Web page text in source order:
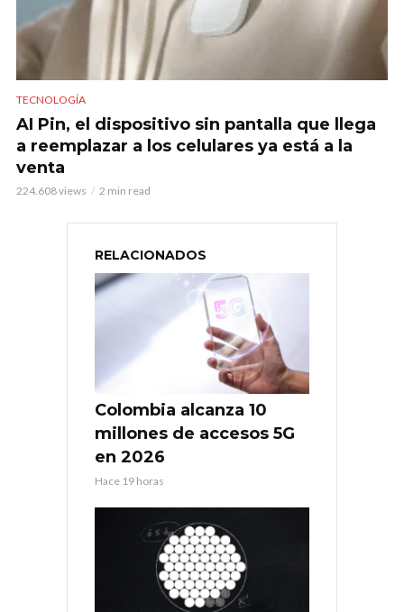
TECNOLOGÍA
AI Pin, el dispositivo sin pantalla que llega
a reemplazar a los celulares ya está a la
venta
224.608 views 2 min read
RELACIONADOS
Colombia alcanza 10
millones de accesos 5G
en 2026
Hace 19 horas